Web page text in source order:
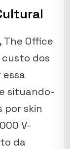
The Office
custo dos
situando-
por skin
V-
da